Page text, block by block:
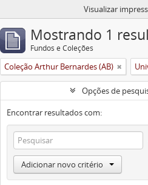
Visualizar
Mostrando 1
Fundos e Coleções
Coleção Arthur Bernardes (AB)
Opções de
Encontrar resultados com:
Adicionar novo critério